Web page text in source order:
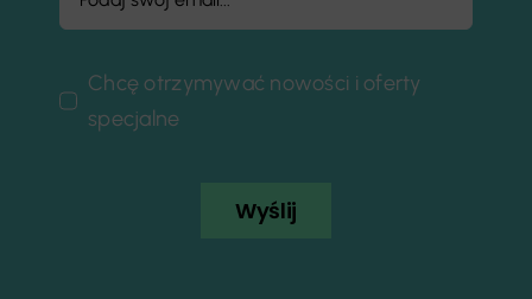
Chcę otrzymywać nowości i oferty
specjalne
Wyślij